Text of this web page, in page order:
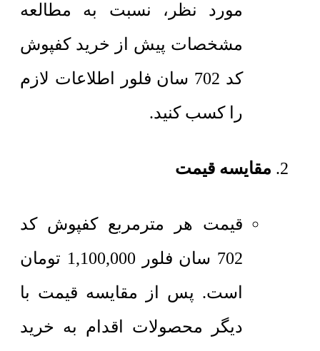
مورد نظر، نسبت به مطالعه
مشخصات پیش از خرید کفپوش
کد 702 سان فلور اطلاعات لازم
را کسب کنید.
مقایسه قیمت
قیمت هر مترمربع کفپوش کد
702 سان فلور
1,100,000 تومان
است. پس از مقایسه قیمت با
دیگر محصولات اقدام به خرید